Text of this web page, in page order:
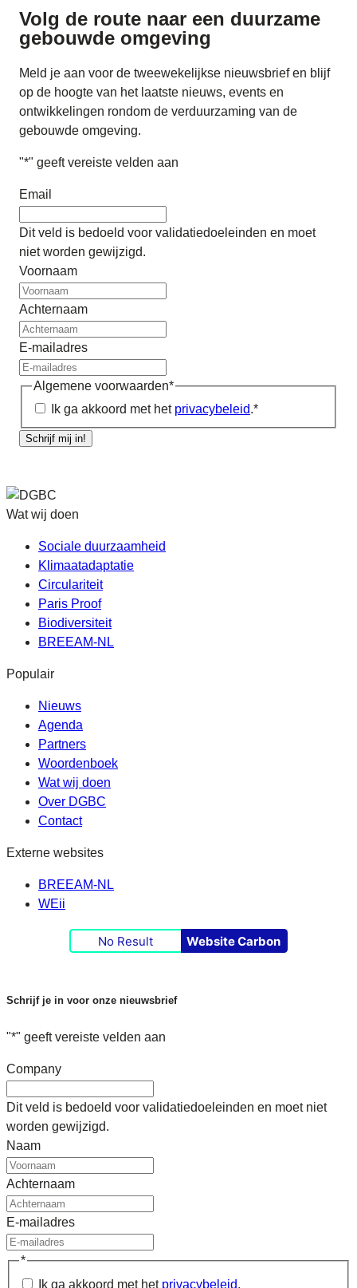
Volg de route naar een duurzame
gebouwde omgeving
Meld je aan voor de tweewekelijkse nieuwsbrief en blijf
op de hoogte van het laatste nieuws, events en
ontwikkelingen rondom de verduurzaming van de
gebouwde omgeving.
"*" geeft vereiste velden aan
Email
Dit veld is bedoeld voor validatiedoeleinden en moet
niet worden gewijzigd.
Voornaam
Achternaam
E-mailadres
Algemene voorwaarden*
Ik ga akkoord met het privacybeleid.*
Schrijf mij in!
Wat wij doen
Sociale duurzaamheid
Klimaatadaptatie
Circulariteit
Paris Proof
Biodiversiteit
BREEAM-NL
Populair
Nieuws
Agenda
Partners
Woordenboek
Wat wij doen
Over DGBC
Contact
Externe websites
BREEAM-NL
WEii
No Result Website Carbon
Schrijf je in voor onze nieuwsbrief
"*" geeft vereiste velden aan
Company
Dit veld is bedoeld voor validatiedoeleinden en moet niet
worden gewijzigd.
Naam
Achternaam
E-mailadres
*
Ik ga akkoord met het privacybeleid.